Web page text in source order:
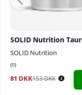
SOLID Nutrition
0
81 DKK153 DKK